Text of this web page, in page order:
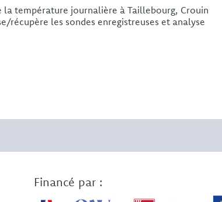
température journalière à Taillebourg, Crouin
récupère les sondes enregistreuses et analyse
Financé par :